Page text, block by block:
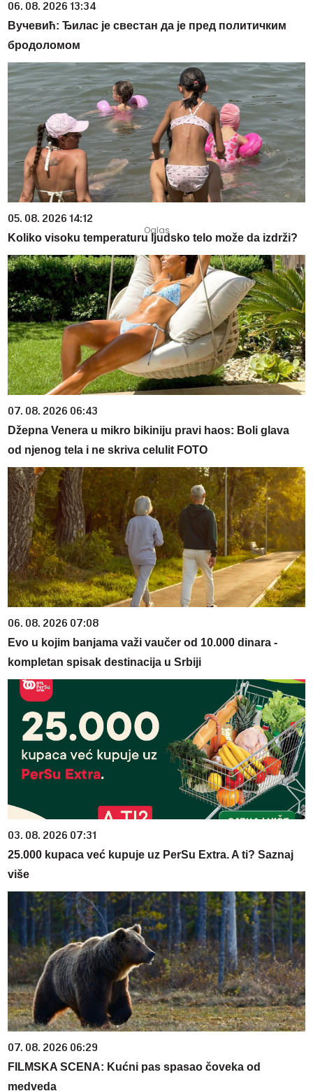
06. 08. 2026 13:34
Вучевић: Ђилас је свестан да је пред политичким
бродоломом
05. 08. 2026 14:12
Koliko visoku temperaturu ljudsko telo može da izdrži?
07. 08. 2026 06:43
Džepna Venera u mikro bikiniju pravi haos: Boli glava
od njenog tela i ne skriva celulit FOTO
06. 08. 2026 07:08
Evo u kojim banjama važi vaučer od 10.000 dinara -
kompletan spisak destinacija u Srbiji
03. 08. 2026 07:31
25.000 kupaca već kupuje uz PerSu Extra. A ti? Saznaj
više
07. 08. 2026 06:29
FILMSKA SCENA: Kućni pas spasao čoveka od
medveda